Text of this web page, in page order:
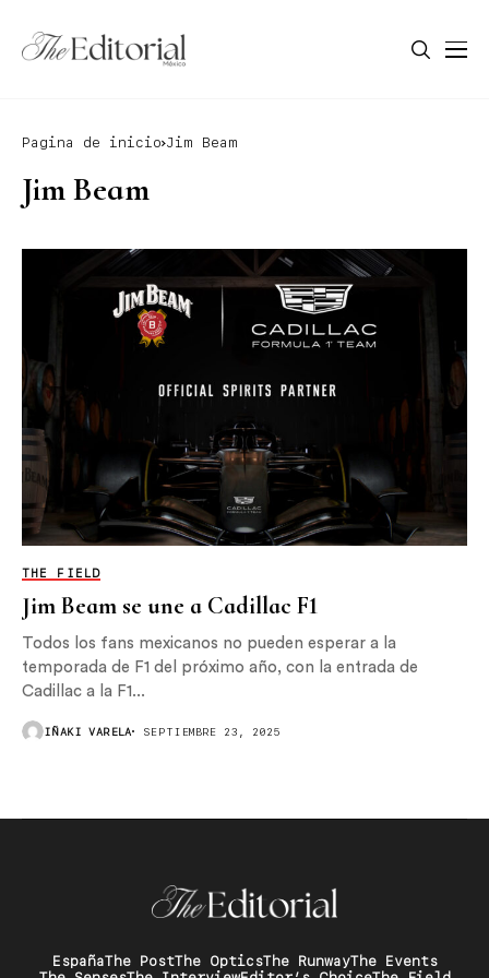
Pagina de inicio Jim Beam
Jim Beam
THE FIELD
Jim Beam se une a Cadillac F1
Todos los fans mexicanos no pueden esperar a la
temporada de F1 del próximo año, con la entrada de
Cadillac a la F1...
IÑAKI VARELA SEPTIEMBRE 23, 2025
EspañaThe PostThe OpticsThe RunwayThe Events